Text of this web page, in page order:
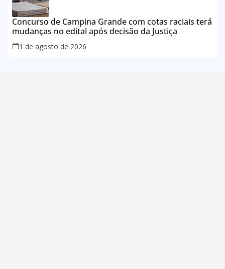
Concurso de Campina Grande com cotas raciais terá
mudanças no edital após decisão da Justiça
1 de agosto de 2026